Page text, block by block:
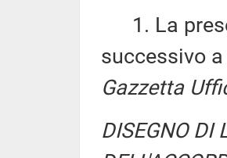
1. La
successivo
Gazzetta
DISEGNO DI